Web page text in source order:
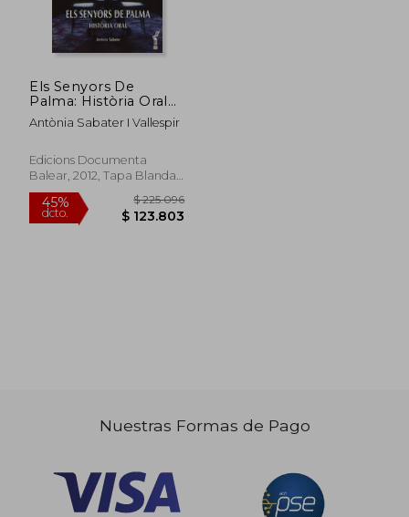
45% $ 172.200
Els Senyors De
Palma: Història Oral
(arbre De Mar) (en
Catalán)
Antònia Sabater I Vallespir
Edicions Documenta
Balear, 2012, Tapa Blanda,
Nuevo
Nuestras Formas de Pago